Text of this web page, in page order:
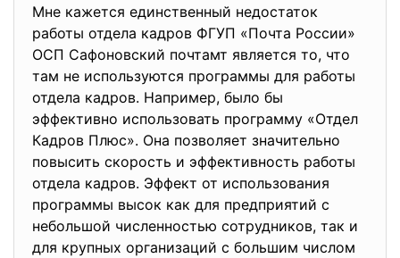
Мне кажется единственный недостаток
работы отдела кадров ФГУП «Почта России»
ОСП Сафоновский почтамт является то, что
там не используются программы для работы
отдела кадров. Например, было бы
эффективно использовать программу «Отдел
Кадров Плюс». Она позволяет значительно
повысить скорость и эффективность работы
отдела кадров. Эффект от использования
программы высок как для предприятий с
небольшой численностью сотрудников, так и
для крупных организаций с большим числом